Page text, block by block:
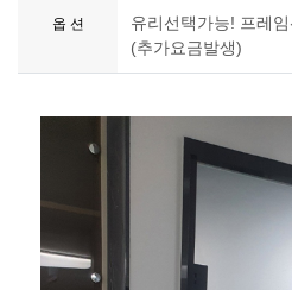
옵 션
유리선택가능! 프레
(추가요금발생)